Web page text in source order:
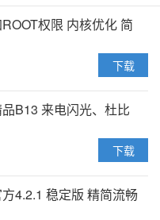
权限 内核优化 简
下载
B13 来电闪光、杜比
下载
4.2.1 稳定版 精简流畅